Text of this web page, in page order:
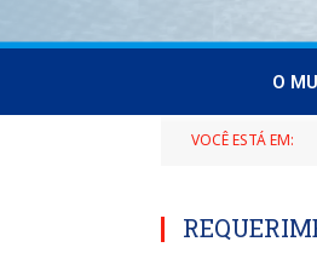
O
VOCÊ ESTÁ EM: